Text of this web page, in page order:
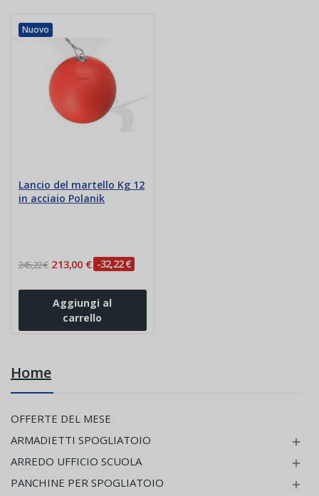
Home
OFFERTE DEL MESE
ARMADIETTI SPOGLIATOIO

ARREDO UFFICIO SCUOLA 
PANCHINE PER SPOGLIATOIO 
Nuovo
Lancio del martello Kg 12
in acciaio Polanik
245,22 € 213,00 € -32,22 €
Aggiungi al
carrello